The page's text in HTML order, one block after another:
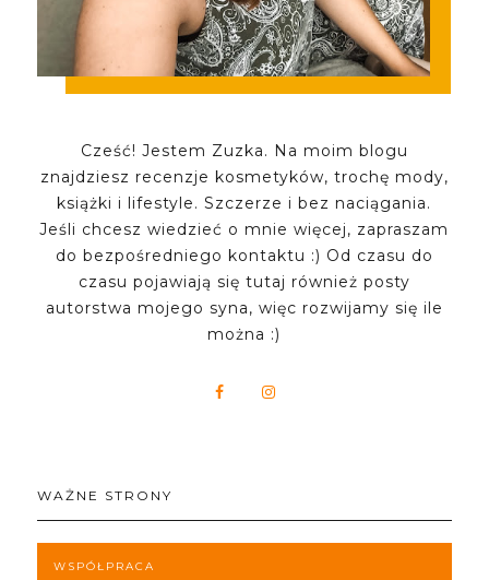
Cześć! Jestem Zuzka. Na moim blogu
znajdziesz recenzje kosmetyków, trochę mody,
książki i lifestyle. Szczerze i bez naciągania.
Jeśli chcesz wiedzieć o mnie więcej, zapraszam
do bezpośredniego kontaktu :) Od czasu do
czasu pojawiają się tutaj również posty
autorstwa mojego syna, więc rozwijamy się ile
można :)
WAŻNE STRONY
WSPÓŁPRACA